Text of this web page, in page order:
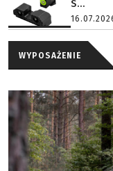
S...
WYPOSAŻENIE